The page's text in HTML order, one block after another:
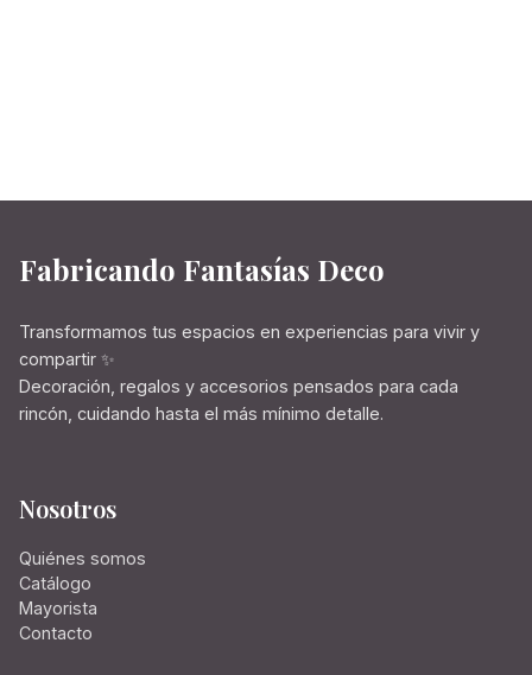
Fabricando Fantasías Deco
Transformamos tus espacios en experiencias para vivir y
compartir ✨
Decoración, regalos y accesorios pensados para cada
rincón, cuidando hasta el más mínimo detalle.
Nosotros
Quiénes somos
Catálogo
Mayorista
Contacto